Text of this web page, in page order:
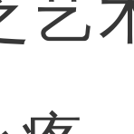
艺